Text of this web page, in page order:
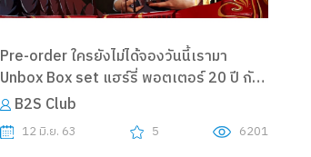
Pre-order ใครยังไม่ได้จองวันนี้เรามา
Unbox Box set แฮร์รี่ พอตเตอร์ 20 ปี กับ
"Arch Apolar"
B2S Club
12 มิ.ย. 63 5 6201